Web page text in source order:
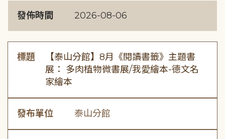
發佈時間 2026-08-06
標題
【泰山分館】8月《閱讀書籤》主題書
展： 多肉植物微書展/我愛繪本-德文名
家繪本
發布單位 泰山分館